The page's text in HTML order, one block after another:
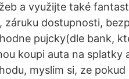
a využijte také
záruku dostupnosti,
pujcky(dle bank,
koupi auta na
myslim si, ze